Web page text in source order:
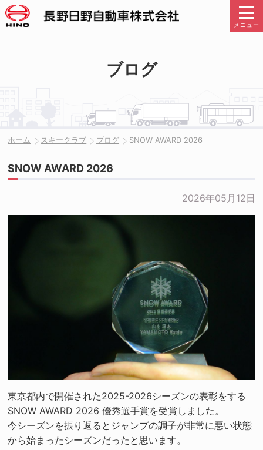
メニュー
ブログ
ホーム スキークラブ ブログ SNOW AWARD 2026
SNOW AWARD 2026
2026年05月12日
東京都内で開催された2025-2026シーズンの表彰をする
SNOW AWARD 2026 優秀選手賞を受賞しました。
今シーズンを振り返るとジャンプの調子が非常に悪い状態
から始まったシーズンだったと思います。